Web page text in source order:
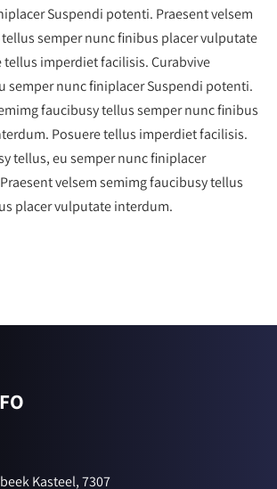
Suspendi potenti. Praesent velsem
semper nunc finibus placer vulputate
imperdiet facilisis. Curabvive
semper nunc finiplacer Suspendi potenti.
faucibusy tellus semper nunc finibus
Posuere tellus imperdiet facilisis.
tellus, eu semper nunc finiplacer
velsem semimg faucibusy tellus
placer vulputate interdum.
Kasteel, 7307